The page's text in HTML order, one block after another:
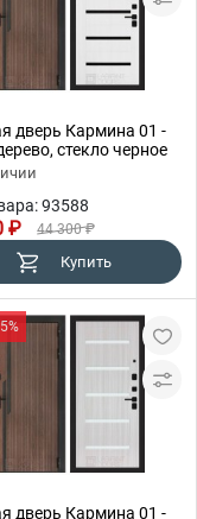
дверь Кармина 01 -
стекло черное
93588
₽ 44 300 ₽
Купить
дверь Кармина 01 -